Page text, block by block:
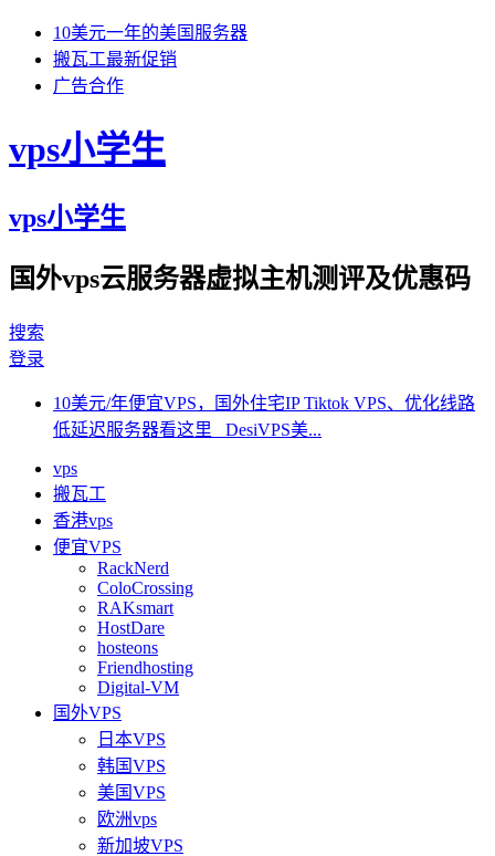
10美元一年的美国服务器
搬瓦工最新促销
广告合作
vps小学生
vps小学生
国外vps云服务器虚拟主机测评及优惠码
搜索
登录
10美元/年便宜VPS，国外住宅IP Tiktok VPS、优化线路
低延迟服务器看这里 DesiVPS美...
vps
搬瓦工
香港vps
便宜VPS
RackNerd
ColoCrossing
RAKsmart
HostDare
hosteons
Friendhosting
Digital-VM
国外VPS
日本VPS
韩国VPS
美国VPS
欧洲vps
新加坡VPS